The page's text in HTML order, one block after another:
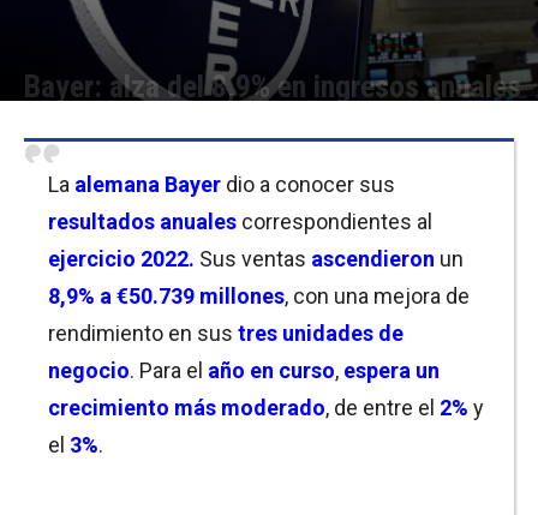
Bayer: alza del 8,9% en ingresos anuales
La alemana Bayer dio a conocer sus
resultados anuales correspondientes al
ejercicio 2022. Sus ventas ascendieron un
8,9% a €50.739 millones, con una mejora de
rendimiento en sus tres unidades de
negocio. Para el año en curso, espera un
crecimiento más moderado, de entre el 2% y
el 3%.